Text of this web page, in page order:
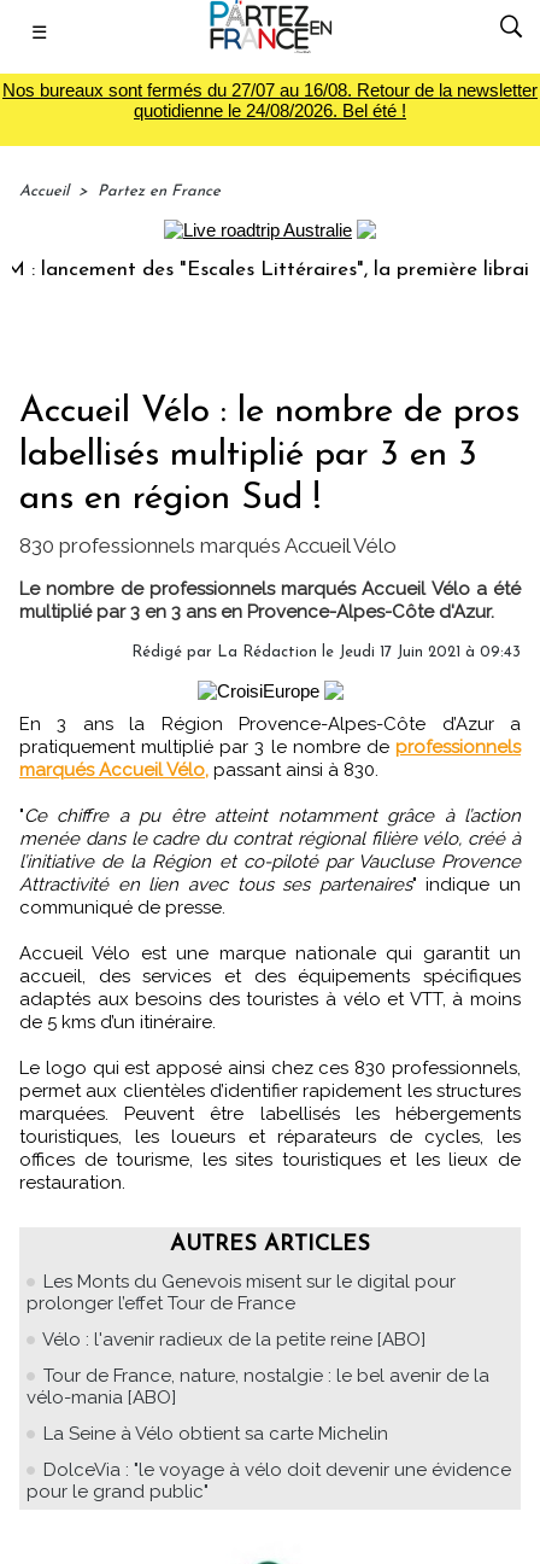
☰
Nos bureaux sont fermés du 27/07 au 16/08. Retour de la newsletter
quotidienne le 24/08/2026. Bel été !
Accueil > Partez en France
des "Escales Littéraires", la première librairie du
Accueil Vélo : le nombre de pros
labellisés multiplié par 3 en 3
ans en région Sud !
830 professionnels marqués Accueil Vélo
Le nombre de professionnels marqués Accueil Vélo a été
multiplié par 3 en 3 ans en Provence-Alpes-Côte d'Azur.
Rédigé par La Rédaction le Jeudi 17 Juin 2021 à 09:43
En 3 ans la Région Provence-Alpes-Côte d’Azur a
pratiquement multiplié par 3 le nombre de professionnels
marqués Accueil Vélo, passant ainsi à 830.
"Ce chiffre a pu être atteint notamment grâce à l’action
menée dans le cadre du contrat régional filière vélo, créé à
l’initiative de la Région et co-piloté par Vaucluse Provence
Attractivité en lien avec tous ses partenaires" indique un
communiqué de presse.
Accueil Vélo est une marque nationale qui garantit un
accueil, des services et des équipements spécifiques
adaptés aux besoins des touristes à vélo et VTT, à moins
de 5 kms d’un itinéraire.
Le logo qui est apposé ainsi chez ces 830 professionnels,
permet aux clientèles d’identifier rapidement les structures
marquées. Peuvent être labellisés les hébergements
touristiques, les loueurs et réparateurs de cycles, les
offices de tourisme, les sites touristiques et les lieux de
restauration.
AUTRES ARTICLES
Les Monts du Genevois misent sur le digital pour
prolonger l’effet Tour de France
Vélo : l'avenir radieux de la petite reine [ABO]
Tour de France, nature, nostalgie : le bel avenir de la
vélo-mania [ABO]
La Seine à Vélo obtient sa carte Michelin
DolceVia : "le voyage à vélo doit devenir une évidence
pour le grand public"